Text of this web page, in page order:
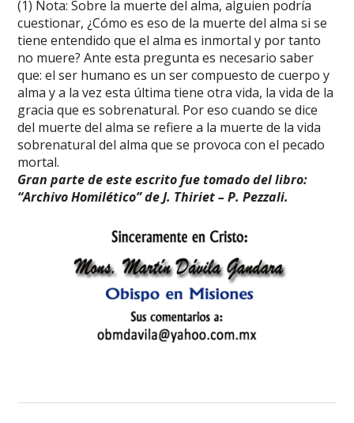
(1) Nota: Sobre la muerte del alma, alguien podría
cuestionar, ¿Cómo es eso de la muerte del alma si se
tiene entendido que el alma es inmortal y por tanto
no muere? Ante esta pregunta es necesario saber
que: el ser humano es un ser compuesto de cuerpo y
alma y a la vez esta última tiene otra vida, la vida de la
gracia que es sobrenatural. Por eso cuando se dice
del muerte del alma se refiere a la muerte de la vida
sobrenatural del alma que se provoca con el pecado
mortal.
Gran parte de este escrito fue tomado del libro:
“Archivo Homilético” de J. Thiriet – P. Pezzali.